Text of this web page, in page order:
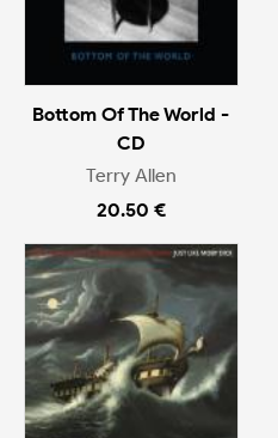
Bottom Of The World -
CD
Terry Allen
20.50 €